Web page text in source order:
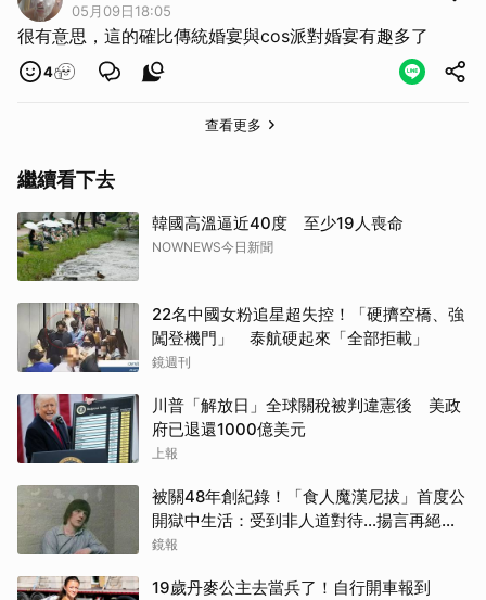
05月09日18:05
很有意思，這的確比傳統婚宴與cos派對婚宴有趣多了
4
查看更多
繼續看下去
韓國高溫逼近40度 至少19人喪命
NOWNEWS今日新聞
22名中國女粉追星超失控！「硬擠空橋、強
闖登機門」 泰航硬起來「全部拒載」
鏡週刊
川普「解放日」全球關稅被判違憲後 美政
府已退還1000億美元
上報
被關48年創紀錄！「食人魔漢尼拔」首度公
開獄中生活：受到非人道對待...揚言再絕食
抗議
鏡報
19歲丹麥公主去當兵了！自行開車報到